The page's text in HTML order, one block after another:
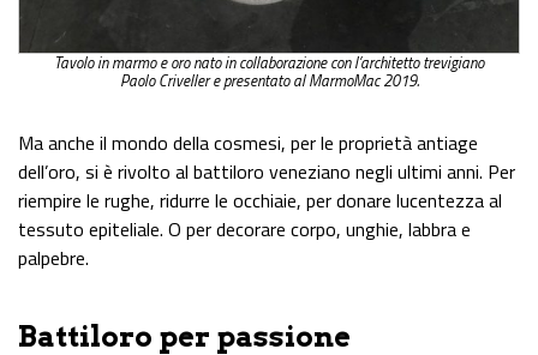
Tavolo in marmo e oro nato in collaborazione con l’architetto trevigiano
Paolo Criveller e presentato al MarmoMac 2019.
Ma anche il mondo della cosmesi, per le proprietà antiage
dell’oro, si è rivolto al battiloro veneziano negli ultimi anni. Per
riempire le rughe, ridurre le occhiaie, per donare lucentezza al
tessuto epiteliale. O per decorare corpo, unghie, labbra e
palpebre.
Battiloro per passione